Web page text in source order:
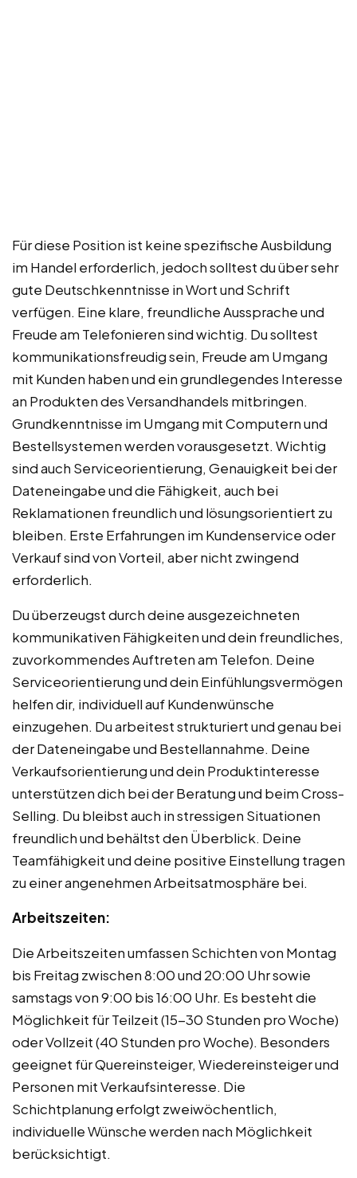
Für diese Position ist keine spezifische Ausbildung
im Handel erforderlich, jedoch solltest du über sehr
gute Deutschkenntnisse in Wort und Schrift
verfügen. Eine klare, freundliche Aussprache und
Freude am Telefonieren sind wichtig. Du solltest
kommunikationsfreudig sein, Freude am Umgang
mit Kunden haben und ein grundlegendes Interesse
an Produkten des Versandhandels mitbringen.
Grundkenntnisse im Umgang mit Computern und
Bestellsystemen werden vorausgesetzt. Wichtig
sind auch Serviceorientierung, Genauigkeit bei der
Dateneingabe und die Fähigkeit, auch bei
Reklamationen freundlich und lösungsorientiert zu
bleiben. Erste Erfahrungen im Kundenservice oder
Verkauf sind von Vorteil, aber nicht zwingend
erforderlich.
Du überzeugst durch deine ausgezeichneten
kommunikativen Fähigkeiten und dein freundliches,
zuvorkommendes Auftreten am Telefon. Deine
Serviceorientierung und dein Einfühlungsvermögen
helfen dir, individuell auf Kundenwünsche
einzugehen. Du arbeitest strukturiert und genau bei
der Dateneingabe und Bestellannahme. Deine
Verkaufsorientierung und dein Produktinteresse
unterstützen dich bei der Beratung und beim Cross-
Selling. Du bleibst auch in stressigen Situationen
freundlich und behältst den Überblick. Deine
Teamfähigkeit und deine positive Einstellung tragen
zu einer angenehmen Arbeitsatmosphäre bei.
Arbeitszeiten:
Die Arbeitszeiten umfassen Schichten von Montag
bis Freitag zwischen 8:00 und 20:00 Uhr sowie
samstags von 9:00 bis 16:00 Uhr. Es besteht die
Möglichkeit für Teilzeit (15-30 Stunden pro Woche)
oder Vollzeit (40 Stunden pro Woche). Besonders
geeignet für Quereinsteiger, Wiedereinsteiger und
Personen mit Verkaufsinteresse. Die
Schichtplanung erfolgt zweiwöchentlich,
individuelle Wünsche werden nach Möglichkeit
berücksichtigt.